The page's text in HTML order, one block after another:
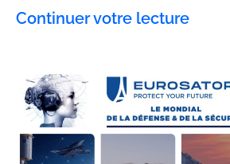
Continuer votre lecture